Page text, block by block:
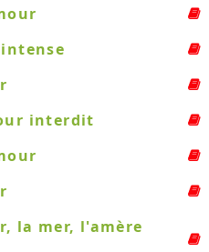
interdit
la mer, l'amère